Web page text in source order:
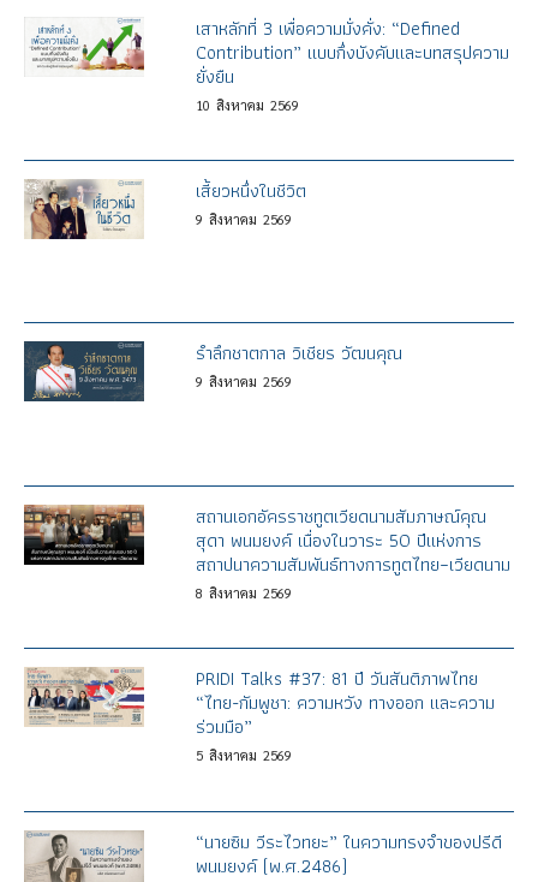
เสาหลักที่ 3 เพื่อความมั่งคั่ง: “Defined
Contribution” แบบกึ่งบังคับและบทสรุปความ
ยั่งยืน
10 สิงหาคม 2569
เสี้ยวหนึ่งในชีวิต
9 สิงหาคม 2569
รำลึกชาตกาล วิเชียร วัฒนคุณ
9 สิงหาคม 2569
สถานเอกอัครราชทูตเวียดนามสัมภาษณ์คุณ
สุดา พนมยงค์ เนื่องในวาระ 50 ปีแห่งการ
สถาปนาความสัมพันธ์ทางการทูตไทย–เวียดนาม
8 สิงหาคม 2569
PRIDI Talks #37: 81 ปี วันสันติภาพไทย
“ไทย-กัมพูชา: ความหวัง ทางออก และความ
ร่วมมือ”
5 สิงหาคม 2569
“นายซิม วีระไวทยะ” ในความทรงจำของปรีดี
พนมยงค์ (พ.ศ.2486)